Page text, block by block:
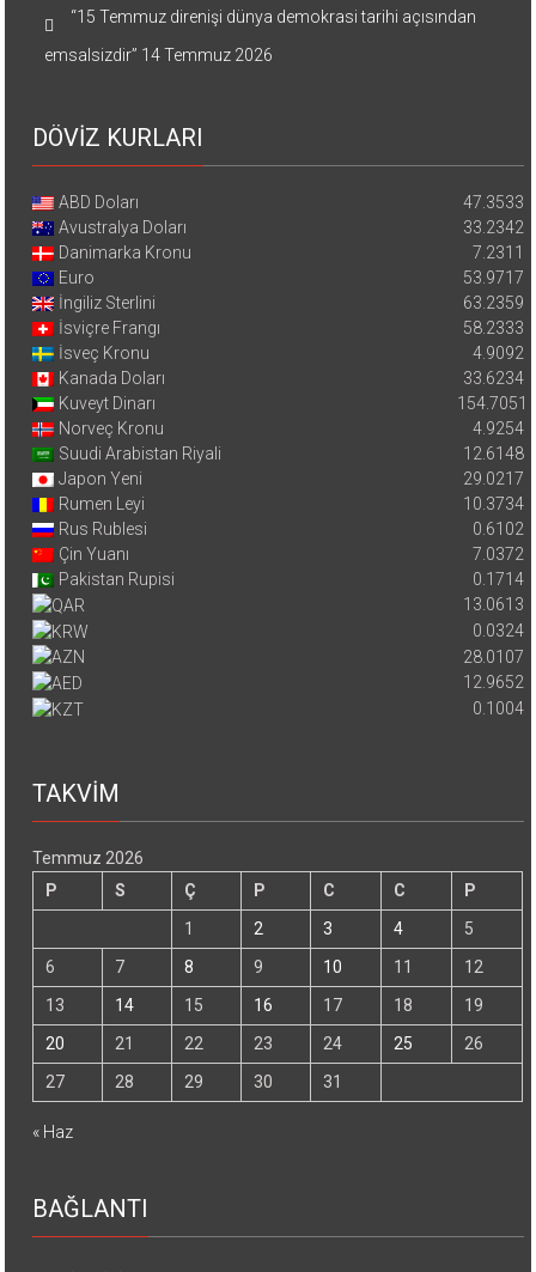
“15 Temmuz direnişi dünya demokrasi tarihi açısından
emsalsizdir” 14 Temmuz 2026
DÖVİZ KURLARI
ABD Doları
47.3533
Avustralya Doları
33.2342
Danimarka Kronu
7.2311
Euro
53.9717
İngiliz Sterlini
63.2359
İsviçre Frangı
58.2333
İsveç Kronu
4.9092
Kanada Doları
33.6234
Kuveyt Dinarı
154.7051
Norveç Kronu
4.9254
Suudi Arabistan Riyali
12.6148
Japon Yeni
29.0217
Rumen Leyi
10.3734
Rus Rublesi
0.6102
Çin Yuanı
7.0372
Pakistan Rupisi
0.1714
13.0613
0.0324
28.0107
12.9652
0.1004
TAKVİM
Temmuz 2026
P
S Ç P C C
P
1
2 3 4
5
6
7 8 9 10 11
12
13
14 15 16 17 18
19
20
21 22 23 24 25
26
27
28 29 30 31
« Haz
BAĞLANTI